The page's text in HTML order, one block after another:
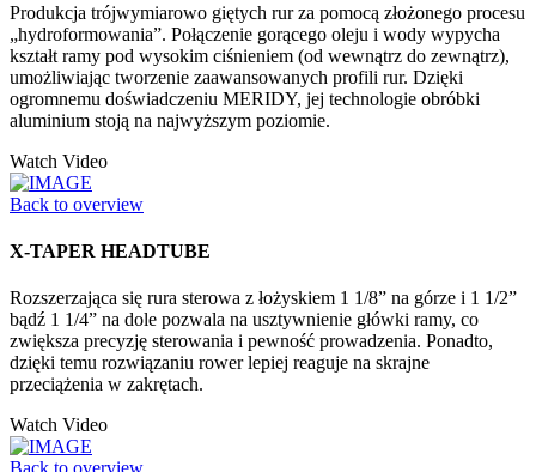
Produkcja trójwymiarowo giętych rur za pomocą złożonego procesu
„hydroformowania”. Połączenie gorącego oleju i wody wypycha
kształt ramy pod wysokim ciśnieniem (od wewnątrz do zewnątrz),
umożliwiając tworzenie zaawansowanych profili rur. Dzięki
ogromnemu doświadczeniu MERIDY, jej technologie obróbki
aluminium stoją na najwyższym poziomie.
Watch Video
Back to overview
X-TAPER HEADTUBE
Rozszerzająca się rura sterowa z łożyskiem 1 1/8” na górze i 1 1/2”
bądź 1 1/4” na dole pozwala na usztywnienie główki ramy, co
zwiększa precyzję sterowania i pewność prowadzenia. Ponadto,
dzięki temu rozwiązaniu rower lepiej reaguje na skrajne
przeciążenia w zakrętach.
Watch Video